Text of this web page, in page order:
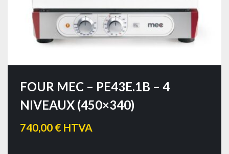
FOUR MEC – PE43E.1B – 4
NIVEAUX (450×340)
740,00 € HTVA